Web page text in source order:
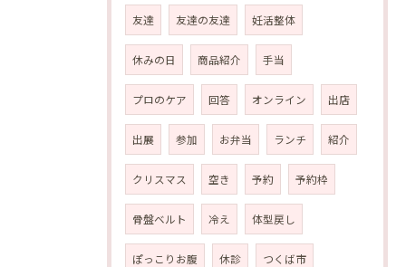
友達 友達の友達 妊活整体
休みの日 商品紹介 手当
プロのケア 回答 オンライン 出店
出展 参加 お弁当 ランチ 紹介
クリスマス 空き 予約 予約枠
骨盤ベルト 冷え 体型戻し
ぽっこりお腹 休診 つくば市